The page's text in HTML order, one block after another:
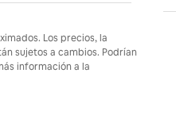
Los precios, la
sujetos a cambios. Podrían
información a la